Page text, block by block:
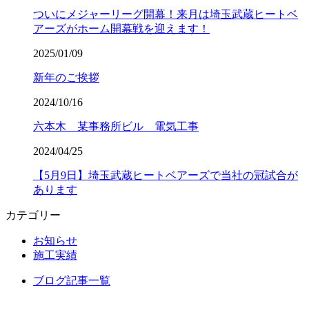
ついにメジャーリーグ開幕！来月は埼玉武蔵ヒートベ
アーズがホーム開幕戦を迎えます！
2025/01/09
新年のご挨拶
2024/10/16
六本木 某事務所ビル 電気工事
2024/04/25
【5月9日】埼玉武蔵ヒートベアーズで当社の冠試合が
あります
カテゴリー
お知らせ
施工実績
ブログ記事一覧